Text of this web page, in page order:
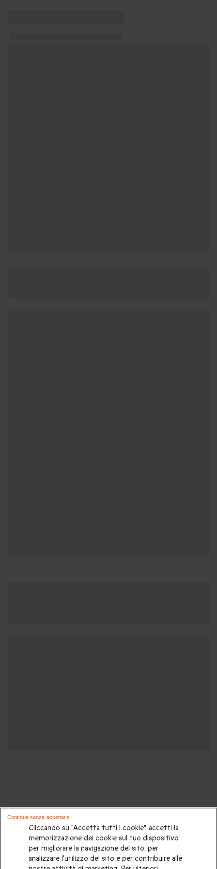
Potrebbero piacerti anche questi cofanetti
regalo:
Cosa regalare?|Idee regalo originali|Perchè regalare una
Cliccando su "Accetta tutti i cookie", accetti la
memorizzazione dei cookie sul tuo dispositivo
per migliorare la navigazione del sito, per
analizzare l'utilizzo del sito e per contribuire alle
Continua senza accettare